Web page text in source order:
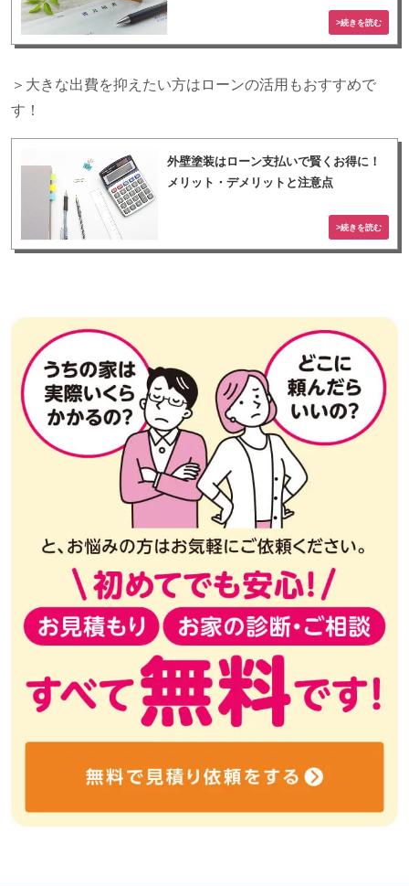
＞大きな出費を抑えたい方はローンの活用もおすすめで
す！
外壁塗装はローン支払いで賢くお得に！
メリット・デメリットと注意点